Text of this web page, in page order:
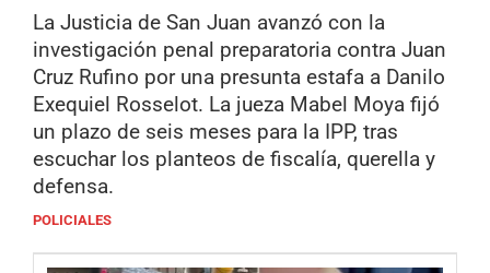
La Justicia de San Juan avanzó con la
investigación penal preparatoria contra Juan
Cruz Rufino por una presunta estafa a Danilo
Exequiel Rosselot. La jueza Mabel Moya fijó
un plazo de seis meses para la IPP, tras
escuchar los planteos de fiscalía, querella y
defensa.
POLICIALES